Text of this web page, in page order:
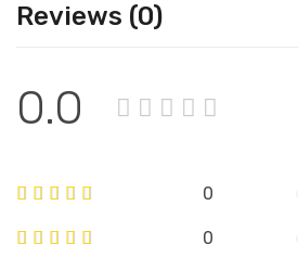
Reviews (0)
0.0
0
0